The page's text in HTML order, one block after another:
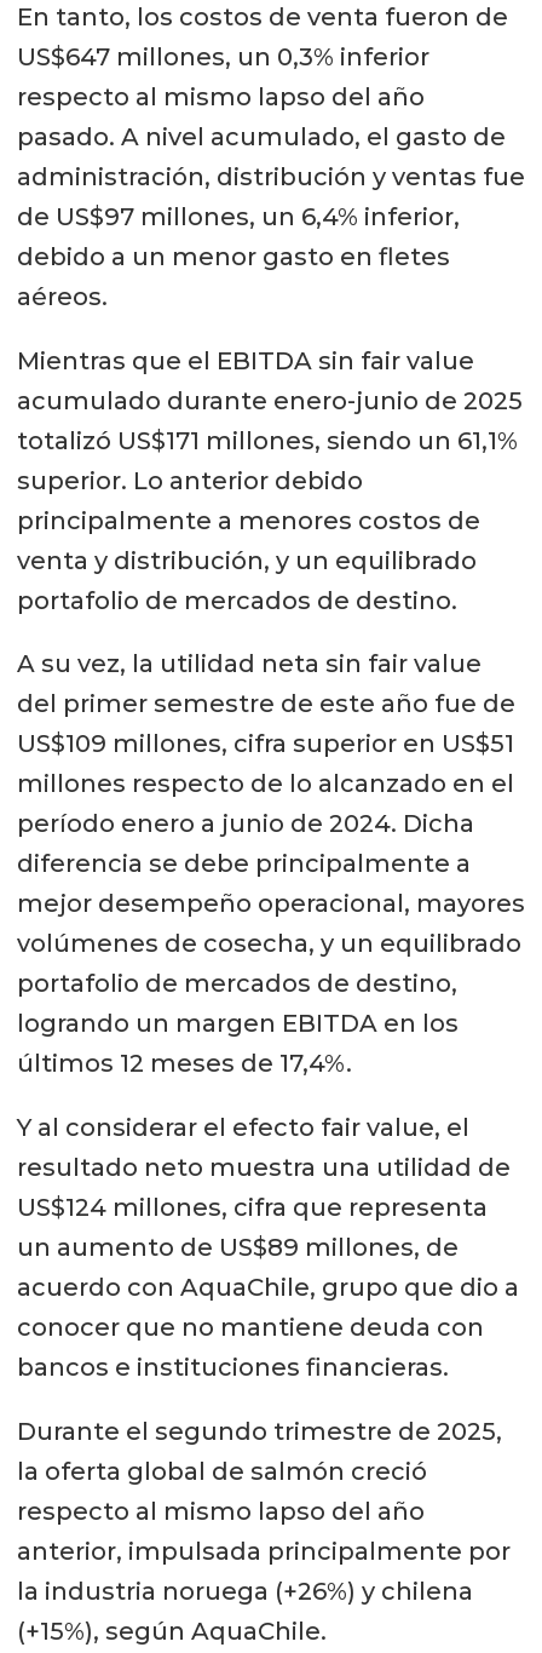
En tanto, los costos de venta fueron de
US$647 millones, un 0,3% inferior
respecto al mismo lapso del año
pasado. A nivel acumulado, el gasto de
administración, distribución y ventas fue
de US$97 millones, un 6,4% inferior,
debido a un menor gasto en fletes
aéreos.
Mientras que el EBITDA sin fair value
acumulado durante enero-junio de 2025
totalizó US$171 millones, siendo un 61,1%
superior. Lo anterior debido
principalmente a menores costos de
venta y distribución, y un equilibrado
portafolio de mercados de destino.
A su vez, la utilidad neta sin fair value
del primer semestre de este año fue de
US$109 millones, cifra superior en US$51
millones respecto de lo alcanzado en el
período enero a junio de 2024. Dicha
diferencia se debe principalmente a
mejor desempeño operacional, mayores
volúmenes de cosecha, y un equilibrado
portafolio de mercados de destino,
logrando un margen EBITDA en los
últimos 12 meses de 17,4%.
Y al considerar el efecto fair value, el
resultado neto muestra una utilidad de
US$124 millones, cifra que representa
un aumento de US$89 millones, de
acuerdo con AquaChile, grupo que dio a
conocer que no mantiene deuda con
bancos e instituciones financieras.
Durante el segundo trimestre de 2025,
la oferta global de salmón creció
respecto al mismo lapso del año
anterior, impulsada principalmente por
la industria noruega (+26%) y chilena
(+15%), según AquaChile.